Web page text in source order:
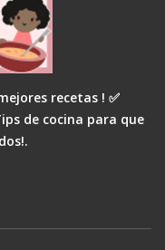
recetas ! ✅
de cocina para que